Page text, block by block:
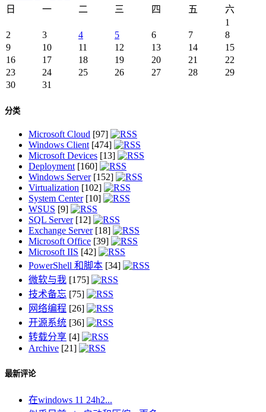
日
一 二 三 四 五
六
1
2
3 4 5 6 7
8
9
10 11 12 13 14
15
16
17 18 19 20 21
22
23
24 25 26 27 28
29
30
31
分类
Microsoft Cloud [97]
Windows Client[474]
Microsoft Devices [13]
Deployment[160]
Windows Server[152]
Virtualization [102]
System Center[10]
WSUS [9]
SQL Server[12]
Exchange Server[18]
Microsoft Office [39]
Microsoft IIS [42]
PowerShell 和脚本 [34]
微软与我 [175]
技术备忘 [75]
网络编程 [26]
开源系统 [36]
转载分享 [4]
Archive [21]
最新评论
在windows 11 24h2...